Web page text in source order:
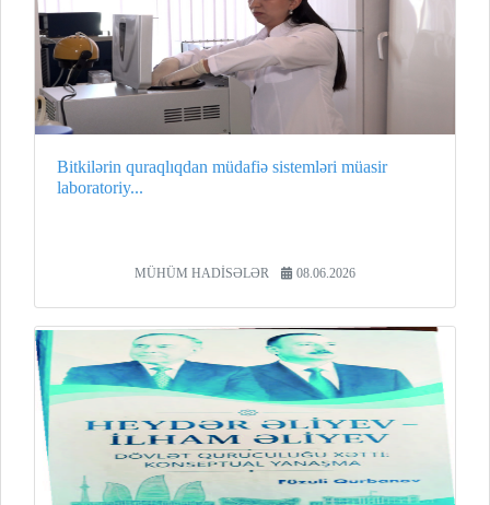
Bitkilərin quraqlıqdan müdafiə sistemləri müasir
laboratoriy...
MÜHÜM HADİSƏLƏR 08.06.2026